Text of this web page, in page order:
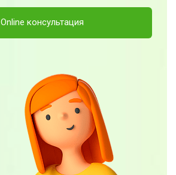
Online консультация